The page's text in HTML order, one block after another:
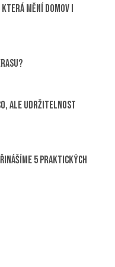
mění domov i
ale udržitelnost
5 praktických